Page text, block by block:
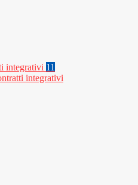
integrativi 11
integrativi